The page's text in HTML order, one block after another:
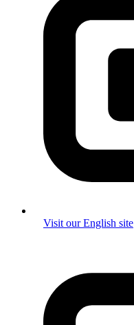
Visit our English site